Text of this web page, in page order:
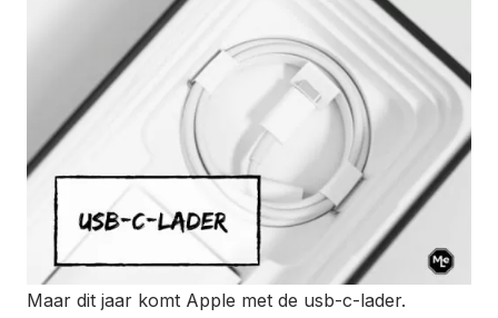
Maar dit jaar komt Apple met de usb-c-lader.